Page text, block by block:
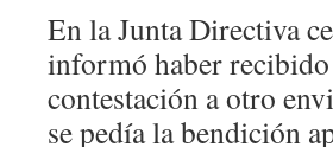
En la Junta Directiva
informó haber
contestación a otro
se pedía la bendición